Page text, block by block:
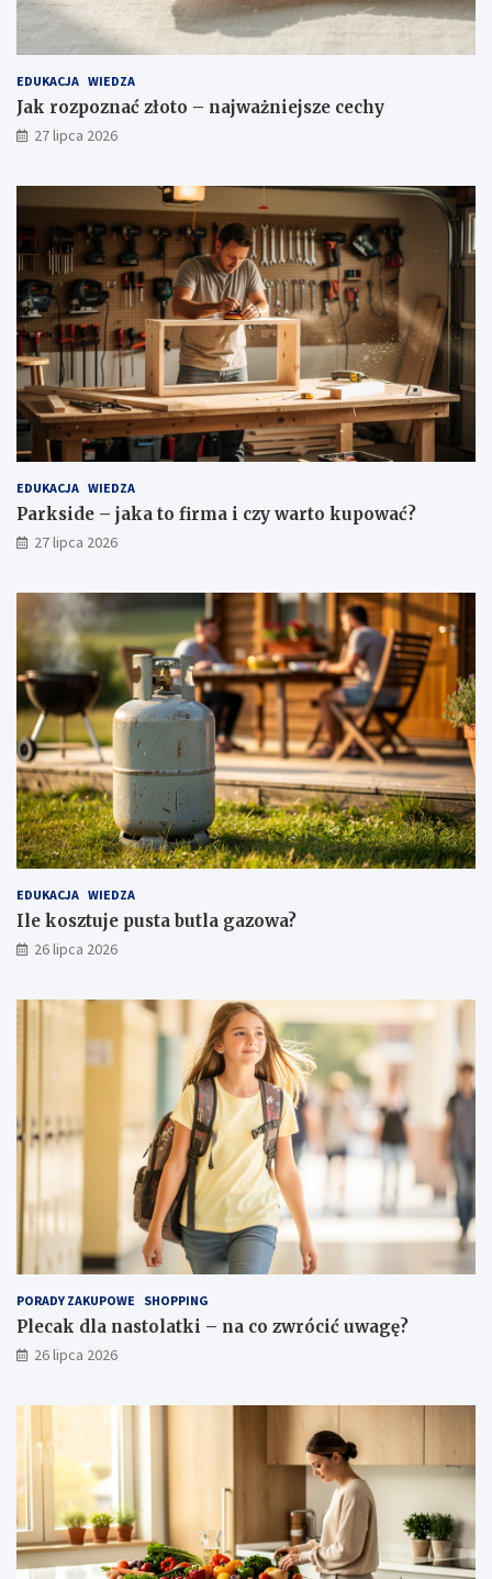
EDUKACJA WIEDZA
Jak rozpoznać złoto – najważniejsze cechy
27 lipca 2026
EDUKACJA WIEDZA
Parkside – jaka to firma i czy warto kupować?
27 lipca 2026
EDUKACJA WIEDZA
Ile kosztuje pusta butla gazowa?
26 lipca 2026
PORADY ZAKUPOWE SHOPPING
Plecak dla nastolatki – na co zwrócić uwagę?
26 lipca 2026